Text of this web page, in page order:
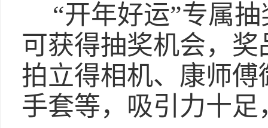
“开年好运”专属
可获得抽奖机会，
拍立得相机、康师
手套等，吸引力十